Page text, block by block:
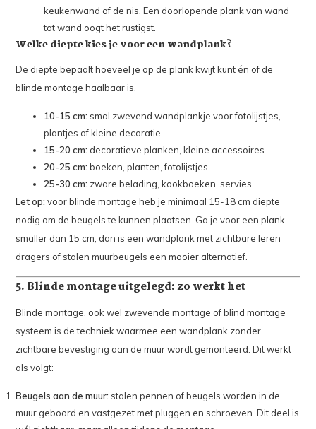
keukenwand of de nis. Een doorlopende plank van wand
tot wand oogt het rustigst.
Welke diepte kies je voor een wandplank?
De diepte bepaalt hoeveel je op de plank kwijt kunt én of de
blinde montage haalbaar is.
10-15 cm: smal zwevend wandplankje voor fotolijstjes,
plantjes of kleine decoratie
15-20 cm: decoratieve planken, kleine accessoires
20-25 cm: boeken, planten, fotolijstjes
25-30 cm: zware belading, kookboeken, servies
Let op: voor blinde montage heb je minimaal 15-18 cm diepte
nodig om de beugels te kunnen plaatsen. Ga je voor een plank
smaller dan 15 cm, dan is een wandplank met zichtbare leren
dragers of stalen muurbeugels een mooier alternatief.
5. Blinde montage uitgelegd: zo werkt het
Blinde montage, ook wel zwevende montage of blind montage
systeem is de techniek waarmee een wandplank zonder
zichtbare bevestiging aan de muur wordt gemonteerd. Dit werkt
als volgt:
Beugels aan de muur: stalen pennen of beugels worden in de
muur geboord en vastgezet met pluggen en schroeven. Dit deel is